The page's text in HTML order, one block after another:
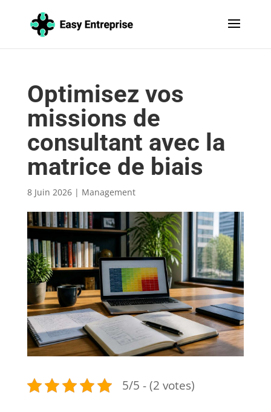
Optimisez vos
missions de
consultant avec la
matrice de biais
8 Juin 2026| Management
5/5 - (2 votes)